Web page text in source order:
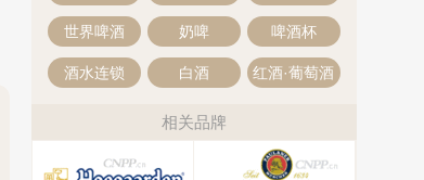
世界啤酒 奶啤 啤酒杯
酒水连锁 白酒 红酒·葡萄酒
相关品牌